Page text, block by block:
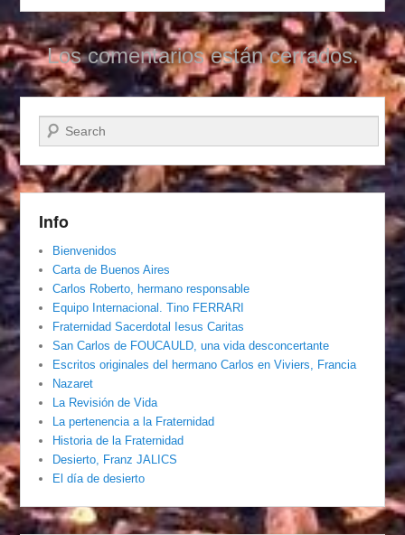
Los comentarios están cerrados.
Buscar
Info
Bienvenidos
Carta de Buenos Aires
Carlos Roberto, hermano responsable
Equipo Internacional. Tino FERRARI
Fraternidad Sacerdotal Iesus Caritas
San Carlos de FOUCAULD, una vida desconcertante
Escritos originales del hermano Carlos en Viviers, Francia
Nazaret
La Revisión de Vida
La pertenencia a la Fraternidad
Historia de la Fraternidad
Desierto, Franz JALICS
El día de desierto